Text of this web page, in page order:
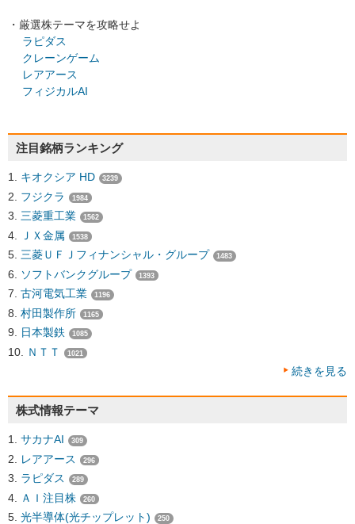
・厳選株テーマを攻略せよ
ラピダス
クレーンゲーム
レアアース
フィジカルAI
注目銘柄ランキング
キオクシア HD 3239
フジクラ 1984
三菱重工業 1562
ＪＸ金属 1538
三菱ＵＦＪフィナンシャル・グループ 1483
ソフトバンクグループ 1393
古河電気工業 1196
村田製作所 1165
日本製鉄 1085
ＮＴＴ 1021
続きを見る
株式情報テーマ
サカナAI 309
レアアース 296
ラピダス 289
ＡＩ注目株 260
光半導体(光チップレット) 250